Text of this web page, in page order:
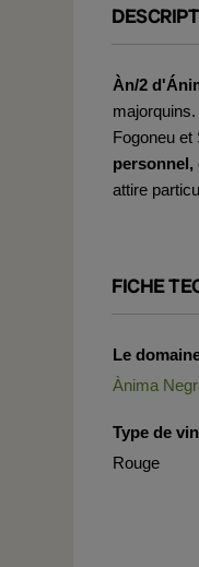
Àn/2
Fogoneu et
personnel,
attire
FICHE
Le
Ànima
Type de vin
Rouge